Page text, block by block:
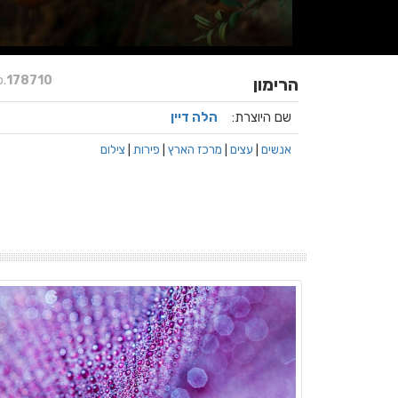
178710 הרימון
שם היוצרת: הלה דיין
אנשים עצים מרכז הארץ פירות צילום